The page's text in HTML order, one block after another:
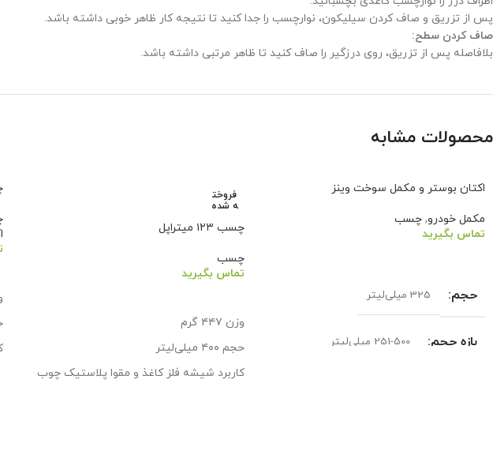
پس از تزریق و صاف کردن سیلیکون، نوارچسب را جدا کنید تا نتیجه کار ظاهر خوبی داشته باشد.
صاف کردن سطح:
بلافاصله پس از تزریق، روی درزگیر را صاف کنید تا ظاهر مرتبی داشته باشد.
محصولات مشابه
اکتان بوستر و مکمل سوخت وینز
مکمل خودرو, چسب
تماس بگیرید
حجم 325 میلی‌لیتر
بازه حجم 251-500 میلی‌لیتر
فروخت
ه شده
چسب ۱۲۳ میتراپل
چسب
تماس بگیرید
وزن ۴۴۷ گرم
حجم ۴۰۰ میلی‌لیتر
کاربرد شیشه فلز کاغذ و مقوا پلاستیک چوب